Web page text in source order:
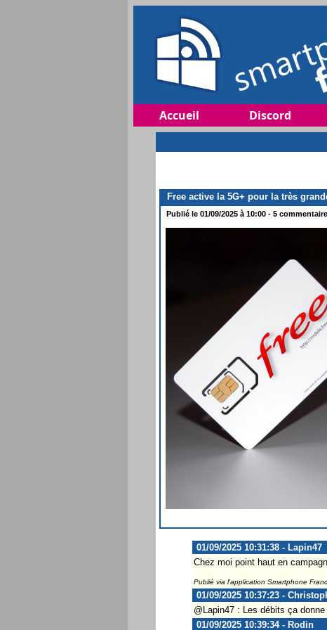
Accueil Discord
Free active la 5G+ pour la très
Publié le 01/09/2025 à 10:00 - 5
01/09/2025 10:31:38 - Lapin47
Chez moi point haut en
Publié via l'application Smartphone
01/09/2025 10:37:23 -
@Lapin47 : Les débits ça donne
01/09/2025 10:39:34 - Rodin